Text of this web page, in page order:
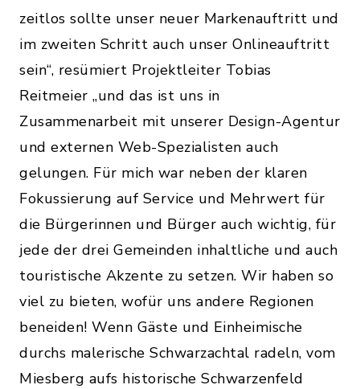
zeitlos sollte unser neuer Markenauftritt und
im zweiten Schritt auch unser Onlineauftritt
sein“, resümiert Projektleiter Tobias
Reitmeier „und das ist uns in
Zusammenarbeit mit unserer Design-Agentur
und externen Web-Spezialisten auch
gelungen. Für mich war neben der klaren
Fokussierung auf Service und Mehrwert für
die Bürgerinnen und Bürger auch wichtig, für
jede der drei Gemeinden inhaltliche und auch
touristische Akzente zu setzen. Wir haben so
viel zu bieten, wofür uns andere Regionen
beneiden! Wenn Gäste und Einheimische
durchs malerische Schwarzachtal radeln, vom
Miesberg aufs historische Schwarzenfeld